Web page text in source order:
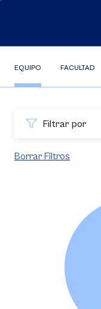
EQUIPO FACULTAD
Filtrar por
Borrar Filtros